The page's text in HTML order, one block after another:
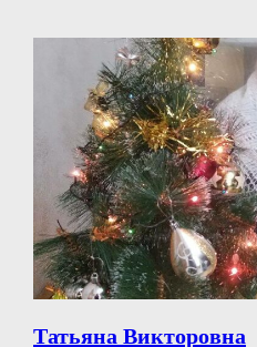
Татьяна Викторовна